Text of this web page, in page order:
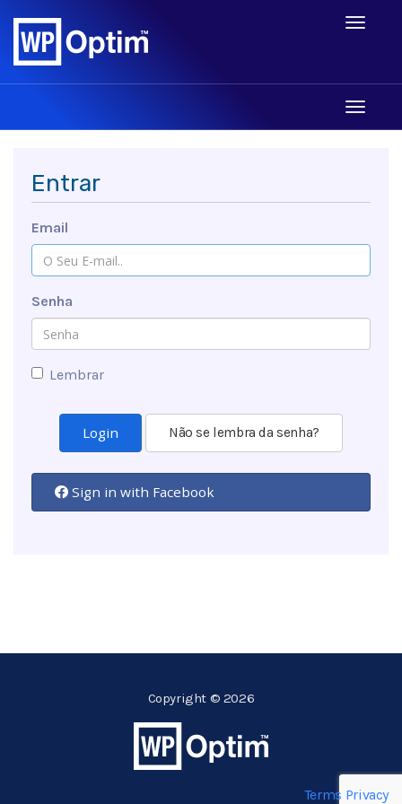
Toggle
Toggle
Entrar
Email
Senha
Lembrar
Não se lembra da senha?
Sign in with Facebook
Copyright © 2026
Terms Privacy